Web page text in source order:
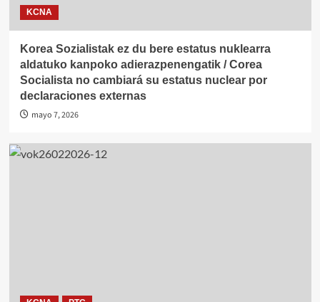
KCNA
Korea Sozialistak ez du bere estatus nuklearra
aldatuko kanpoko adierazpenengatik / Corea
Socialista no cambiará su estatus nuclear por
declaraciones externas
mayo 7, 2026